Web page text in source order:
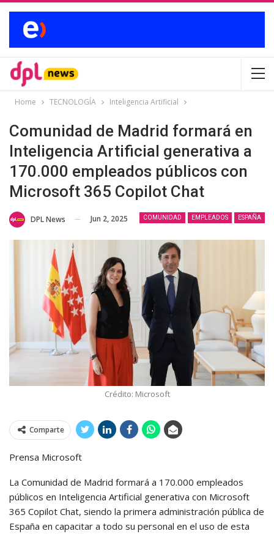
Home TECNOLOGÍA Inteligencia Artificial
Comunidad de Madrid formará en
Inteligencia Artificial generativa a
170.000 empleados públicos con
Microsoft 365 Copilot Chat
COMUNIDAD EMPLEADOS ESPAÑA
DPL News Jun 2, 2025
Crédito: Microsoft
Comparte
Prensa Microsoft
La Comunidad de Madrid formará a 170.000 empleados
públicos en Inteligencia Artificial generativa con Microsoft
365 Copilot Chat, siendo la primera administración pública de
España en capacitar a todo su personal en el uso de esta